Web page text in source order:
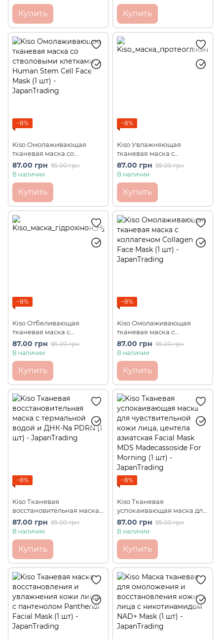
Купить Купить
−8%
Kiso Омолаживающая
тканевая маска со
стволовыми клетками
Human Stem Cell Face
87.00 грн 95.00 грн
В наличии
Купить
−8%
Kiso Увлажняющая
тканевая маска с
протеогликанами
Proteoglycan Face Mask (1
87.00 грн 95.00 грн
В наличии
Купить
−8%
Kiso Отбеливающая
тканевая маска с
гидрохиноном
Hydroquinone Face Mask (1
87.00 грн 95.00 грн
В наличии
Купить
−8%
Kiso Омолаживающая
тканевая маска с
коллагеном Collagen Face
Mask (1 шт)
87.00 грн 95.00 грн
В наличии
Купить
−8%
Kiso Тканевая
восстановительная маска с
термальной водой и ДНК-
Na PDRN (1 шт)
87.00 грн 95.00 грн
В наличии
Купить
−8%
Kiso Тканевая
успокаивающая маска для
чувствительной кожи
лица, центела азиатская
Madecassoside For Morning
(1 шт)
87.00 грн 95.00 грн
В наличии
Купить